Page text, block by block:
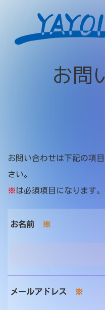
新着情報
お問
お問い合わせは下記の項
さい。
※は必須項目になります。
お名前 ※
メールアドレス ※